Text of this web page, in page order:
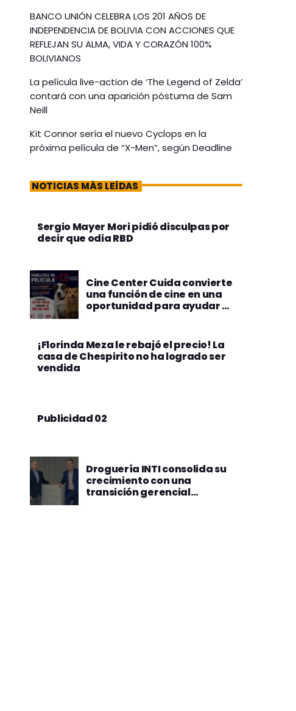
BANCO UNIÓN CELEBRA LOS 201 AÑOS DE
INDEPENDENCIA DE BOLIVIA CON ACCIONES QUE
REFLEJAN SU ALMA, VIDA Y CORAZÓN 100%
BOLIVIANOS
La película live-action de ‘The Legend of Zelda’
contará con una aparición póstuma de Sam
Neill
Kit Connor sería el nuevo Cyclops en la
próxima película de “X-Men”, según Deadline
NOTICIAS MÁS LEÍDAS
Sergio Mayer Mori pidió disculpas por
decir que odia RBD
Cine Center Cuida convierte
una función de cine en una
oportunidad para ayudar a
¡Florinda Meza le rebajó el precio! La
casa de Chespirito no ha logrado ser
vendida
Publicidad 02
Droguería INTI consolida su
crecimiento con una
transición gerencial